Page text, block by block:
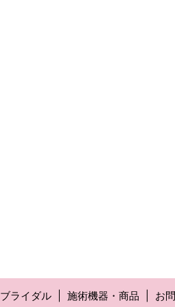
ブライダル 施術機器・商品 お